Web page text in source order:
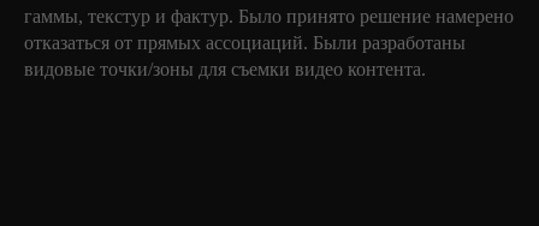
гаммы, текстур и фактур. Было принято решение намерено
отказаться от прямых ассоциаций. Были разработаны
видовые точки/зоны для съемки видео контента.
Смотрите также
другие